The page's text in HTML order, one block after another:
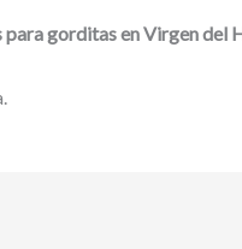
para gorditas en Virgen del